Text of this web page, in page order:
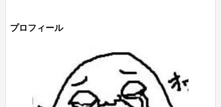
プロフィール